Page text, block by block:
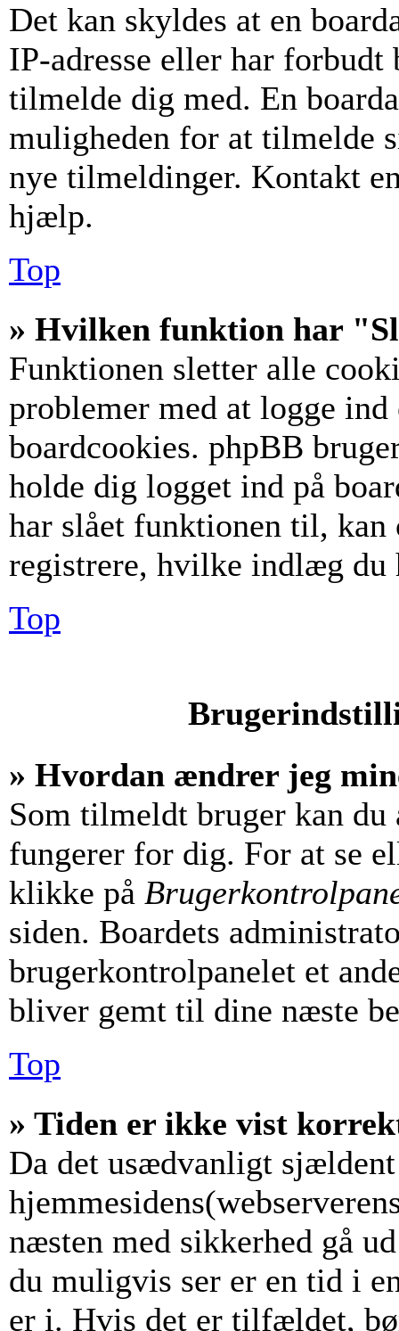
Det kan skyldes at en
IP-adresse eller har
tilmelde dig med. En
muligheden for at tilmelde
nye tilmeldinger. Kontakt
hjælp.
Top
» Hvilken funktion har
Funktionen sletter alle
problemer med at logge
boardcookies. phpBB
holde dig logget ind på
har slået funktionen til, kan
registrere, hvilke indlæg du
Top
» Hvordan ændrer jeg
Som tilmeldt bruger kan
fungerer for dig. For at se
klikke på
siden. Boardets
brugerkontrolpanelet et
bliver gemt til dine næste
Top
» Tiden er ikke vist
Da det usædvanligt
næsten med sikkerhed gå
du muligvis ser er en tid i
er i. Hvis det er tilfældet,